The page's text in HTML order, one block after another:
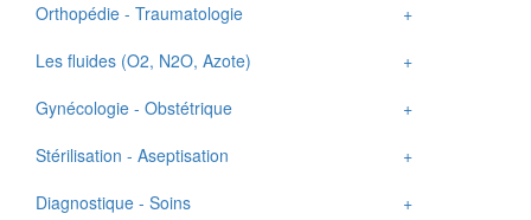
Bras Anesthésie - Réanimation
Cuve évaporateur
Défibrillateur
Mélangeur - Rotamètre
Respirateur d'anesthésie
Aspirateur chirurgical
Bistouri électrique
Eclairage opératoire
Dispositif d'extension orthopédique
Table d'opération
Orthopédie - Traumatologie
Fixateur externe
Garrot
Instruments
Moteur
Les fluides (O2, N2O, Azote)
Centrale
Compresseur d'air respirable
Groupe de vide
Gynécologie - Obstétrique
Berceau nouveau né
Cardiotocographe
Stérilisation - Aseptisation
Lavabo aseptique
Diagnostique - Soins